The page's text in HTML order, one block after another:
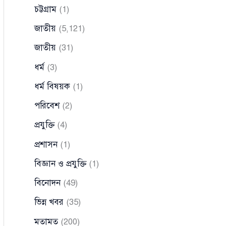
চট্টগ্রাম (1)
জাতীয় (5,121)
জাতীয় (31)
ধর্ম (3)
ধর্ম বিষয়ক (1)
পরিবেশ(2)
প্রযুক্তি(4)
প্রশাসন(1)
বিজ্ঞান ও প্রযুক্তি(1)
বিনোদন(49)
ভিন্ন খবর (35)
মতামত(200)